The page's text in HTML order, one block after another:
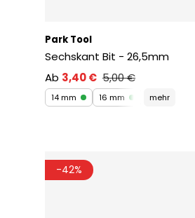
Park Tool
Sechskant Bit - 26,5mm
Ab 3,40 € 5,00 €
14 mm 16 mm mehr
-42%